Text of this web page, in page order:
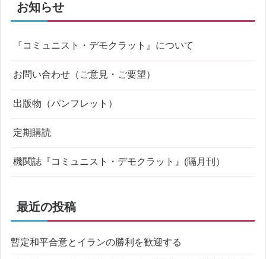
お知らせ
『コミュニスト・デモクラット』について
お問い合わせ（ご意見・ご要望）
出版物（パンフレット）
定期購読
機関誌『コミュニスト・デモクラット』(隔月刊）
最近の投稿
暫定和平合意とイランの勝利を歓迎する